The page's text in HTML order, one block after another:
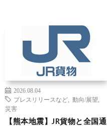
2026.08.04
プレスリリースなど
動向/展望
災害
【熊本地震】JR貨物と全国通